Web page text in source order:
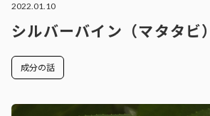
2022.01.10
シルバーバイン（マタタビ）
成分の話